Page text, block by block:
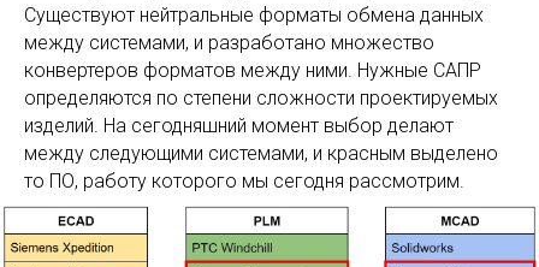
Существуют нейтральные форматы обмена данных
между системами, и разработано множество
конвертеров форматов между ними. Нужные САПР
определяются по степени сложности проектируемых
изделий. На сегодняшний момент выбор делают
между следующими системами, и красным выделено
то ПО, работу которого мы сегодня рассмотрим.